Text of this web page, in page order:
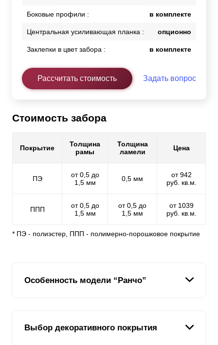
Боковые профили : в комплекте
Центральная усиливающая планка : опционно
Заклепки в цвет забора : в комплекте
Рассчитать стоимость Задать вопрос
Стоимость забора
Покрытие
Толщина
рамы
Толщина
ламели
Цена
ПЭ
от 0,5 до
1,5 мм
0,5 мм
от 942
руб. кв.м.
ППП
от 0,5 до
1,5 мм
от 0,5 до
1,5 мм
от 1039
руб. кв.м.
* ПЭ - полиэстер, ППП - полимерно-порошковое покрытие
Особенность модели “Ранчо”
модные заборы изготавливаем строго по вашим
Выбор декоративного покрытия